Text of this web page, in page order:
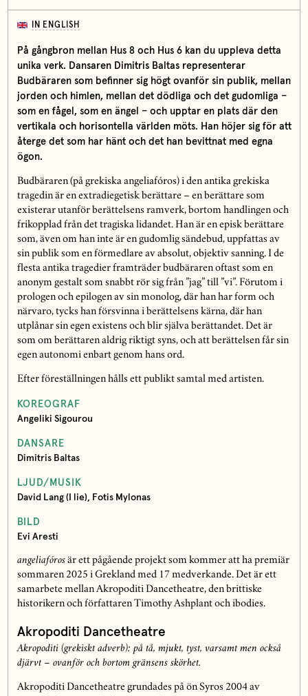
IN ENGLISH
På gångbron mellan Hus 8 och Hus 6 kan du uppleva detta
unika verk. Dansaren Dimitris Baltas representerar
Budbäraren som befinner sig högt ovanför sin publik, mellan
jorden och himlen, mellan det dödliga och det gudomliga –
som en fågel, som en ängel – och upptar en plats där den
vertikala och horisontella världen möts. Han höjer sig för att
återge det som har hänt och det han bevittnat med egna
ögon.
Budbäraren (på grekiska angeliafóros) i den antika grekiska
tragedin är en extradiegetisk berättare – en berättare som
existerar utanför berättelsens ramverk, bortom handlingen och
frikopplad från det tragiska lidandet. Han är en episk berättare
som, även om han inte är en gudomlig sändebud, uppfattas av
sin publik som en förmedlare av absolut, objektiv sanning. I de
flesta antika tragedier framträder budbäraren oftast som en
anonym gestalt som snabbt rör sig från ”jag” till ”vi”. Förutom i
prologen och epilogen av sin monolog, där han har form och
närvaro, tycks han försvinna i berättelsens kärna, där han
utplånar sin egen existens och blir själva berättandet. Det är
som om berättaren aldrig riktigt syns, och att berättelsen får sin
egen autonomi enbart genom hans ord.
Efter föreställningen hålls ett publikt samtal med artisten.
KOREOGRAF
Angeliki Sigourou
DANSARE
Dimitris Baltas
LJUD/MUSIK
David Lang (I lie), Fotis Mylonas
BILD
Evi Aresti
angeliafórosär ett pågående projekt som kommer att ha premiär
sommaren 2025 i Grekland med 17 medverkande. Det är ett
samarbete mellan Akropoditi Dancetheatre, den brittiske
historikern och författaren Timothy Ashplant och ibodies.
Akropoditi Dancetheatre
Akropoditi (grekiskt adverb): på tå, mjukt, tyst, varsamt men också
djärvt – ovanför och bortom gränsens skörhet.
Akropoditi Dancetheatre grundades på ön Syros 2004 av